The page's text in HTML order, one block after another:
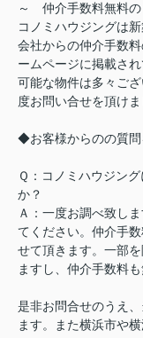
～ 仲介手数料無料
コノミハウジングは
会社からの仲介手数
ームページに掲載さ
可能な物件は多々ご
度お問い合せを頂けま
◆お客様からのの質問
Ｑ：コノミハウジン
か？
Ａ：一度お調べ致し
てください。仲介手
せて頂きます。一部
ますし、仲介手数料
是非お問合せのうえ
ます。また横浜市や